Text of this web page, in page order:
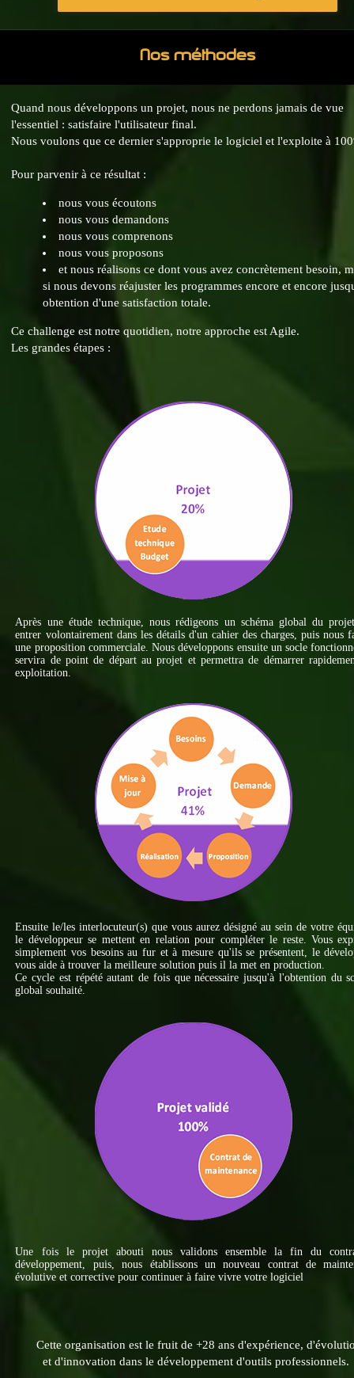
Nos méthodes
Quand nous développons un projet, nous ne perdons jamais de vue
l'essentiel : satisfaire l'utilisateur final.
Nous voulons que ce dernier s'approprie le logiciel et l'exploite à
Pour parvenir à ce résultat :
nous vous écoutons
nous vous demandons
nous vous comprenons
nous vous proposons
et nous réalisons ce dont vous avez concrètement besoin,
si nous devons réajuster les programmes encore et encore
obtention d'une satisfaction totale.
Ce challenge est notre quotidien, notre approche est Agile.
Les grandes étapes :
Après une étude technique, nous rédigeons un schéma global du
entrer volontairement dans les détails d'un cahier des charges, puis nous
une proposition commerciale. Nous développons ensuite un socle
servira de point de départ au projet et permettra de démarrer
exploitation.
Ensuite le/les interlocuteur(s) que vous aurez désigné au sein de votre
le développeur se mettent en relation pour compléter le reste. Vous
simplement vos besoins au fur et à mesure qu'ils se présentent, le
vous aide à trouver la meilleure solution puis il la met en production.
Ce cycle est répété autant de fois que nécessaire jusqu'à l'obtention du
global souhaité.
Une fois le projet abouti nous validons ensemble la fin du
développement, puis, nous établissons un nouveau contrat de
évolutive et corrective pour continuer à faire vivre votre logiciel
Cette organisation est le fruit de +28 ans d'expérience,
et d'innovation dans le développement d'outils professionnels.